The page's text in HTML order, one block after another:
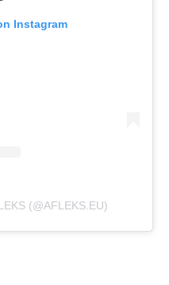
Instagram
(@AFLEKS.EU)